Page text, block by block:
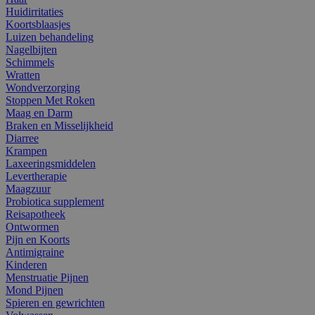
Huidirritaties
Koortsblaasjes
Luizen behandeling
Nagelbijten
Schimmels
Wratten
Wondverzorging
Stoppen Met Roken
Maag en Darm
Braken en Misselijkheid
Diarree
Krampen
Laxeeringsmiddelen
Levertherapie
Maagzuur
Probiotica supplement
Reisapotheek
Ontwormen
Pijn en Koorts
Antimigraine
Kinderen
Menstruatie Pijnen
Mond Pijnen
Spieren en gewrichten